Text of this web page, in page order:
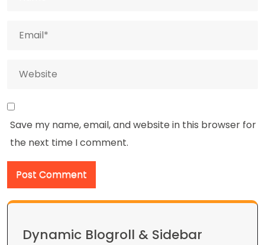
Save my name, email, and website in this browser for
the next time I comment.
Dynamic Blogroll & Sidebar